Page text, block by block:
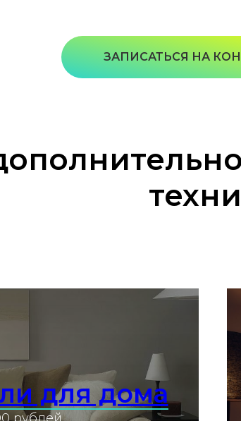
ЗАПИСАТЬСЯ НА
для дома